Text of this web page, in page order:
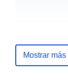
Registro del
Mostrar más